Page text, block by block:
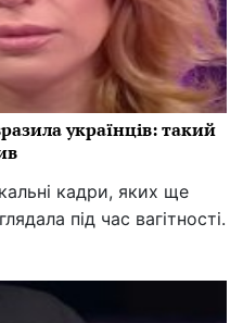
українців: такий
кадри, яких ще
під час вагітності.